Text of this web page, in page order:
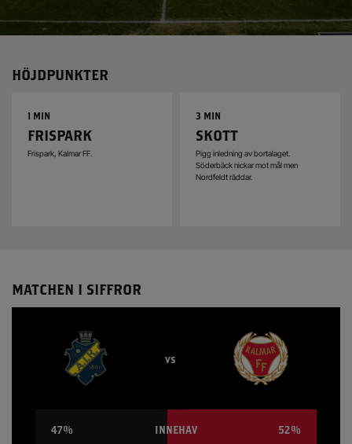
HÖJDPUNKTER
1 MIN
FRISPARK
Frispark, Kalmar FF.
3 MIN
SKOTT
Pigg inledning av bortalaget.
Söderbäck nickar mot mål men
Nordfeldt räddar.
MATCHEN I SIFFROR
vs
47% INNEHAV 52%